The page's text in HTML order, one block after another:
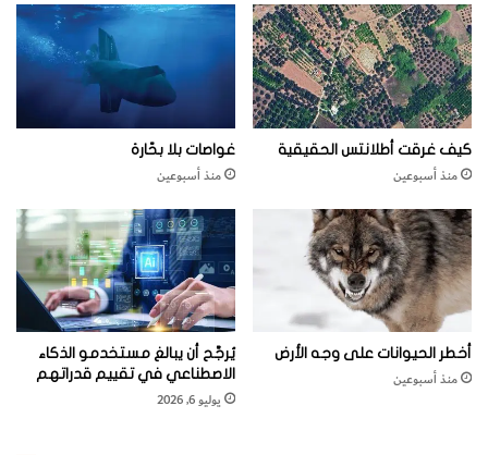
ط
ا
ئ
ر
ة
ا
ل
ج
د
ي
د
ة
كيف غرقت أطلانتس الحقيقية
منذ أسبوعين
غواصات بلا بحّارة
منذ أسبوعين
أخطر الحيوانات على وجه الأرض
منذ أسبوعين
يُرجَّح أن يبالغ مستخدمو الذكاء
الاصطناعي في تقييم قدراتهم
يوليو 6, 2026